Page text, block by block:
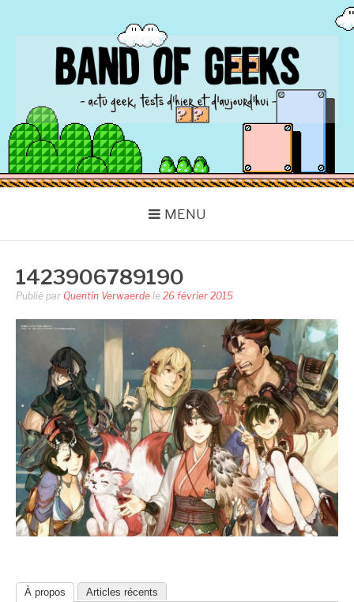
BAND OF GEEKS
Actu Geek d'hier et d'aujourd'hui
MENU
1423906789190
Publié par Quentin Verwaerde le 26 février 2015
À propos Articles récents